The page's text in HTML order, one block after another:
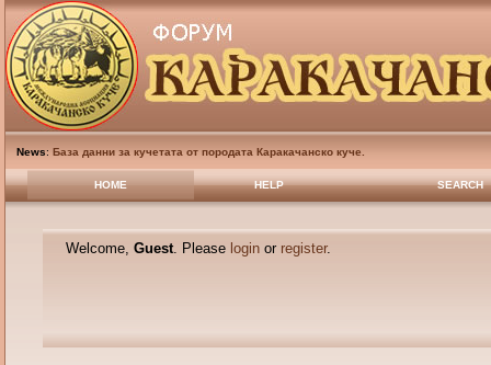
News: База данни за кучетата от породата Каракачанско куче.
HOME HELP SEARCH
Welcome, Guest. Please loginor register.